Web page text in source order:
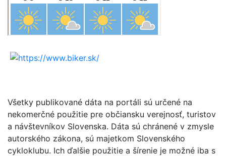
Všetky publikované dáta na portáli sú určené na
nekomerčné použitie pre občiansku verejnosť, turistov
a návštevníkov Slovenska. Dáta sú chránené v zmysle
autorského zákona, sú majetkom Slovenského
cykloklubu. Ich ďalšie použitie a šírenie je možné iba s